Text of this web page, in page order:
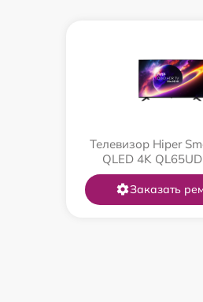
Телевизор Hiper
QLED 4K
Заказать